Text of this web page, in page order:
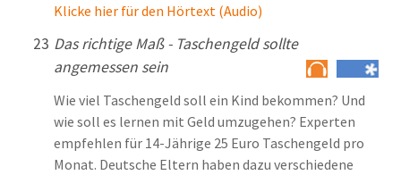
Klicke hier für den Hörtext (Audio)
23 Das richtige Maß - Taschengeld sollte
angemessen sein
Wie viel Taschengeld soll ein Kind bekommen? Und
wie soll es lernen mit Geld umzugehen? Experten
empfehlen für 14-Jährige 25 Euro Taschengeld pro
Monat. Deutsche Eltern haben dazu verschiedene